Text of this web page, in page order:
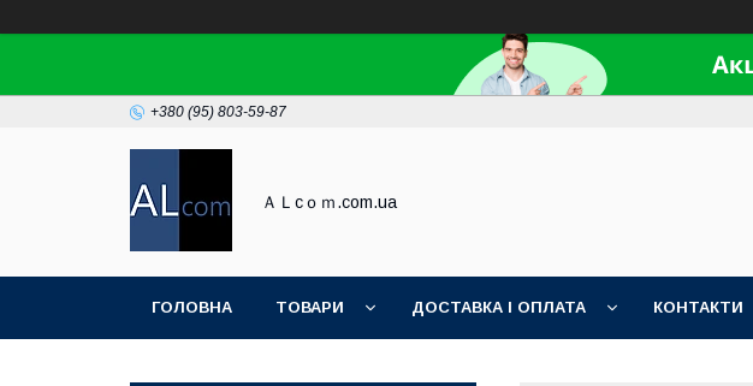
+380 (95) 803-59-87
ＡＬcｏｍ.com.ua
ГОЛОВНА ТОВАРИ ДОСТАВКА І ОПЛАТА КОНТАКТИ